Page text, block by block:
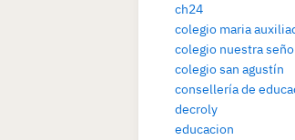
ch24
colegio maria
colegio nuestra
colegio san agustín
consellería de
decroly
educacion